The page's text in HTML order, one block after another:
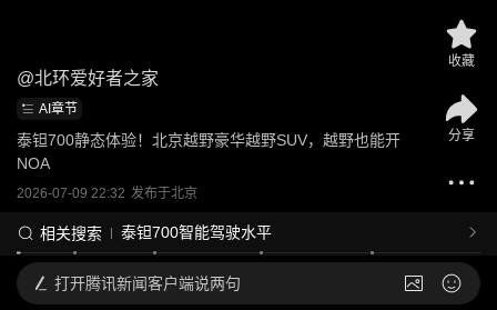
@北环爱好者之家
AI章节
泰钽700静态体验！北京越野豪华越野SUV，越野也能开
NOA
2026-07-09 22:32 发布于北京
相关搜索 泰钽700智能驾驶水平
收藏
分享
打开腾讯新闻客户端说两句